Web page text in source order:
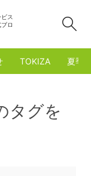
ス
ロ
TOKIZA 夏季
タグを